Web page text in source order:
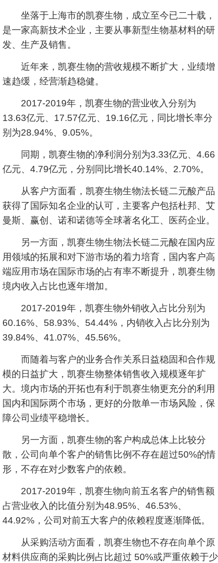
坐落于上海市的凯赛生物，成立至今已二十载，
是一家高新技术企业，主要从事新型生物基材料的研
发、生产及销售。
近年来，凯赛生物的营收规模不断扩大，业绩增
速趋缓，经营渐趋稳健。
2017-2019年，凯赛生物的营业收入分别为
13.63亿元、17.57亿元、19.16亿元，同比增长率分
别为28.94%、9.05%。
同期，凯赛生物的净利润分别为3.33亿元、4.66
亿元、4.79亿元，分别同比增长40.14%、2.70%。
从客户方面看，凯赛生物生物法长链二元酸产品
获得了国际知名企业的认可，主要客户包括杜邦、艾
曼斯、赢创、诺和诺德等全球著名化工、医药企业。
另一方面，凯赛生物生物法长链二元酸在国内应
用领域的拓展和对下游市场的着力培育，国内客户高
端应用市场在国际市场的占有率不断提升，凯赛生物
境内收入占比也逐年增加。
2017-2019年，凯赛生物外销收入占比分别为
60.16%、58.93%、54.44%，内销收入占比分别为
39.84%、41.07%、45.56%。
而随着与客户的业务合作关系日益稳固和合作规
模的日益扩大，凯赛生物整体销售收入规模逐年扩
大。境内市场的开拓也有利于凯赛生物更充分的利用
国内和国际两个市场，更好的分散单一市场风险，保
障公司业绩平稳增长。
另一方面，凯赛生物的客户构成总体上比较分
散，公司向单个客户的销售比例不存在超过50%的情
形，不存在对少数客户的依赖。
2017-2019年，凯赛生物向前五名客户的销售额
占营业收入的比值分别为48.95%、46.53%、
44.92%，公司对前五大客户的依赖程度逐渐降低。
从采购活动方面看，凯赛生物也不存在向单个原
材料供应商的采购比例占比超过 50%或严重依赖于少